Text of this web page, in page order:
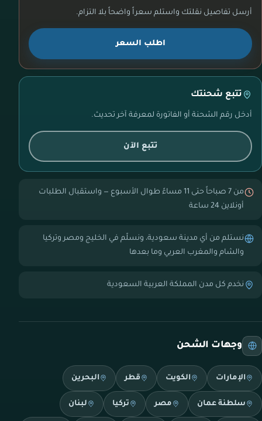
أرسل تفاصيل نقلتك واستلم سعراً واضحاً بلا التزام.
اطلب السعر
تتبع شحنتك
أدخل رقم الشحنة أو الفاتورة لمعرفة آخر تحديث.
تتبع الآن
من 7 صباحاً حتى 11 مساءً طوال الأسبوع — واستقبال الطلبات
أونلاين 24 ساعة
نستلم من أي مدينة سعودية، ونسلّم في الخليج ومصر وتركيا
والشام والمغرب العربي وما بعدها
نخدم كل مدن المملكة العربية السعودية
وجهات الشحن
الإمارات الكويت قطر البحرين
سلطنة عمان مصر تركيا لبنان